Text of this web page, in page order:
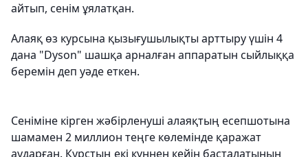
айтып, сенім ұялатқан.
Алаяқ өз курсына қызығушылықты арттыру үшін 4
дана "Dyson" шашқа арналған аппаратын сыйлыққа
беремін деп уәде еткен.
Сеніміне кірген жәбірленуші алаяқтың есепшотына
шамамен 2 миллион теңге көлемінде қаражат
аударған. Курстың екі күннен кейін басталатынын